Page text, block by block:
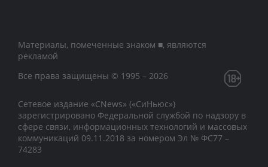
Материалы, помеченные знаком ■, являются
рекламой
Все права защищены © 1995 – 2026
Сетевое издание «CNews» («СиНьюс»)
зарегистрировано Федеральной службой по надзору в
сфере связи, информационных технологий и массовых
коммуникаций 09.11.2018 за номером Эл № ФС77 –
74283